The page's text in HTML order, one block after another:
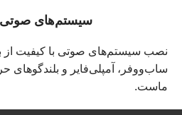
سیستم‌های
نصب سیستم‌های صوتی با کیفیت از
ساب‌ووفر، آمپلی‌فایر و بلندگوهای
ماست.